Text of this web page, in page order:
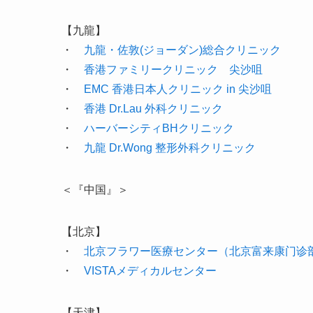
【九龍】
・ 九龍・佐敦(ジョーダン)総合クリニック
・ 香港ファミリークリニック 尖沙咀
・
EMC 香港日本人クリニック in 尖沙咀
・ 香港 Dr.Lau 外科クリニック
・ ハーバーシティBHクリニック
・ 九龍 Dr.Wong 整形外科クリニック
＜『中国』＞
【北京】
・ 北京フラワー医療センター（北京富来康门诊
・ VISTAメディカルセンター